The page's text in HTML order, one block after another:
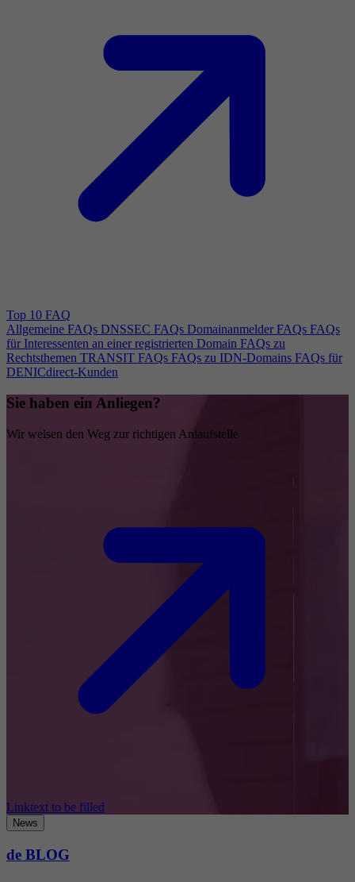
Top 10 FAQ
Allgemeine FAQs DNSSEC FAQs Domainanmelder FAQs FAQs
für Interessenten an einer registrierten Domain FAQs zu
Rechtsthemen TRANSIT FAQs FAQs zu IDN-Domains FAQs für
DENICdirect-Kunden
Sie haben ein Anliegen?
Wir weisen den Weg zur richtigen Anlaufstelle
Linktext to be filled
News
de BLOG